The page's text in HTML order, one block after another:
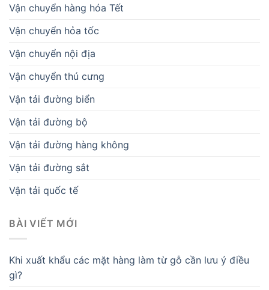
Vận chuyển hàng hóa Tết
Vận chuyển hỏa tốc
Vận chuyển nội địa
Vận chuyển thú cưng
Vận tải đường biển
Vận tải đường bộ
Vận tải đường hàng không
Vận tải đường sắt
Vận tải quốc tế
BÀI VIẾT MỚI
Khi xuất khẩu các mặt hàng làm từ gỗ cần lưu ý điều
gì?